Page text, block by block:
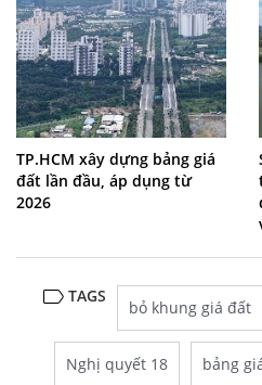
TP.HCM xây dựng bảng giá
đất lần đầu, áp dụng từ
2026
TAGS
bỏ khung giá đất
Nghị quyết 18 bảng